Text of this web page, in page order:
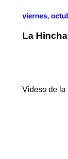
viernes,
La
Videso de la